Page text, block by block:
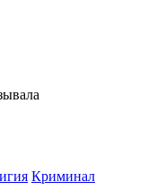
Криминал